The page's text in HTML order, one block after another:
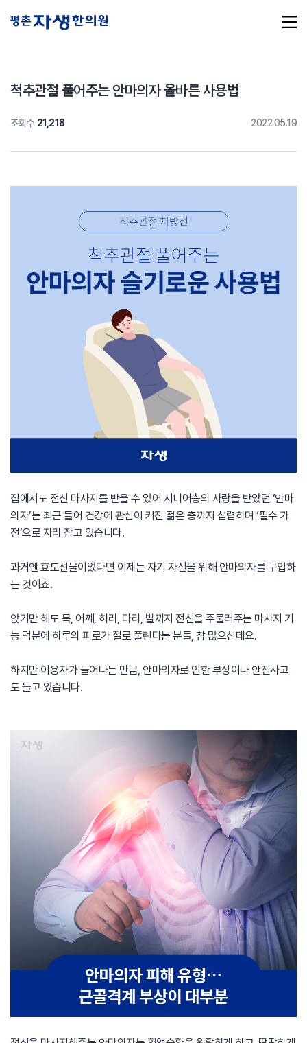
추천 검색어
#교통사고후유증 #허리디스크 #목디스크
척추관절 풀어주는 안마의자 올바른 사용법
조회수 21,218 2022.05.19
집에서도 전신 마사지를 받을 수 있어 시니어층의 사랑을 받았던 ‘안마
의자’는 최근 들어 건강에 관심이 커진 젊은 층까지 섭렵하며 ‘필수 가
전’으로 자리 잡고 있습니다.
과거엔 효도선물이었다면 이제는 자기 자신을 위해 안마의자를 구입하
는 것이죠.
앉기만 해도 목, 어깨, 허리, 다리, 발까지 전신을 주물러주는 마사지 기
능 덕분에 하루의 피로가 절로 풀린다는 분들, 참 많으신데요.
하지만 이용자가 늘어나는 만큼, 안마의자로 인한 부상이나 안전사고
도 늘고 있습니다.